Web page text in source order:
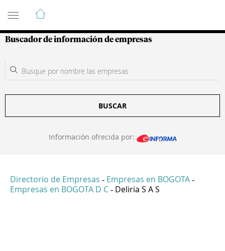
Guía de Empresas Colombianas
Buscador de información de empresas
BUSCAR
Información ofrecida por:
Directorio de Empresas - Empresas en BOGOTA -
Empresas en BOGOTA D C - Deliria S A S